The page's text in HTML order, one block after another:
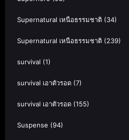
Supernatural เหนือธรรมชาติ (34)
Supernatural เหนือธรรมชาติ (239)
survival (1)
survival เอาตัวรอด (7)
survival เอาตัวรอด (155)
Suspense (94)